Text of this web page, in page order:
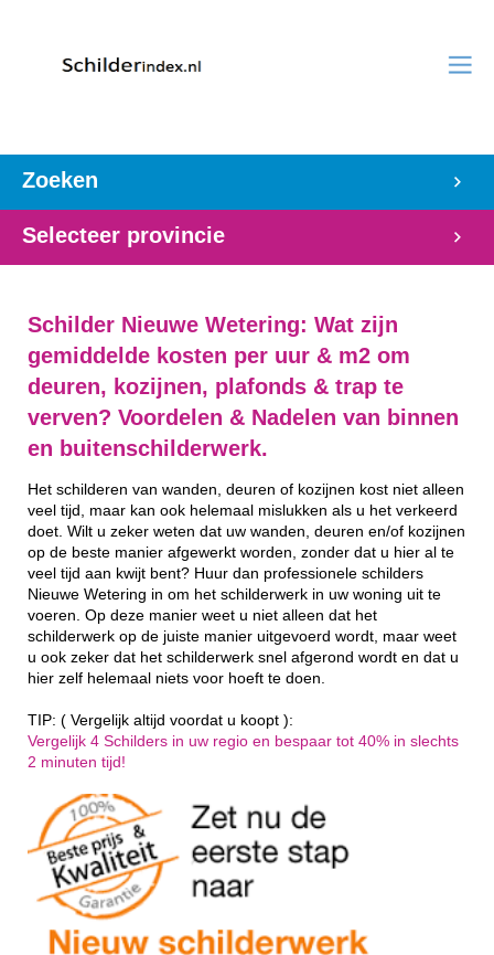
Zoeken
Selecteer provincie
Schilder Nieuwe Wetering: Wat zijn
gemiddelde kosten per uur & m2 om
deuren, kozijnen, plafonds & trap te
verven? Voordelen & Nadelen van binnen
en buitenschilderwerk.
Het schilderen van wanden, deuren of kozijnen kost niet alleen
veel tijd, maar kan ook helemaal mislukken als u het verkeerd
doet. Wilt u zeker weten dat uw wanden, deuren en/of kozijnen
op de beste manier afgewerkt worden, zonder dat u hier al te
veel tijd aan kwijt bent? Huur dan professionele schilders
Nieuwe Wetering in om het schilderwerk in uw woning uit te
voeren. Op deze manier weet u niet alleen dat het
schilderwerk op de juiste manier uitgevoerd wordt, maar weet
u ook zeker dat het schilderwerk snel afgerond wordt en dat u
hier zelf helemaal niets voor hoeft te doen.
TIP: ( Vergelijk altijd voordat u koopt ):
Vergelijk 4 Schilders in uw regio en bespaar tot 40% in slechts
2 minuten tijd!